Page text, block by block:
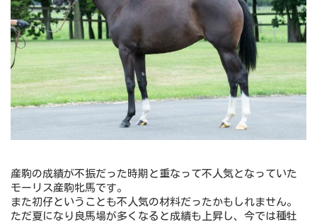
産駒の成績が不振だった時期と重なって不人気となっていた
モーリス産駒牝馬です。
また初仔ということも不人気の材料だったかもしれません。
ただ夏になり良馬場が多くなると成績も上昇し、今では種牡